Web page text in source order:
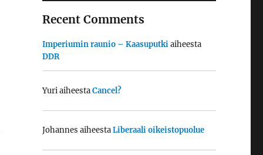
Recent Comments
Imperiumin raunio – Kaasuputkiaiheesta
DDR
YuriaiheestaCancel?
Johannes aiheestaLiberaali oikeistopuolue